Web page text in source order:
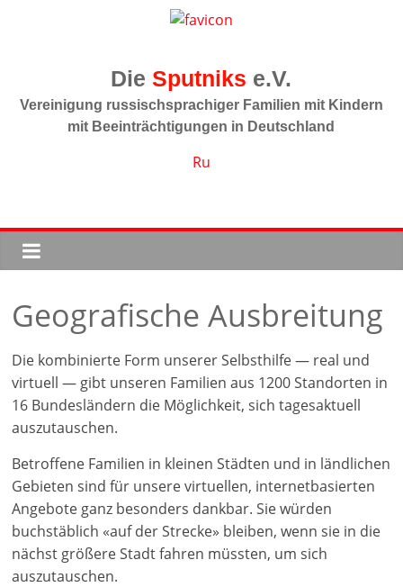
Sputniks
Vereinigung russischsprachiger Familien mit Kindern
mit Beeinträchtigungen in Deutschland
Ru
Geografische Ausbreitung
Die kombinierte Form unserer Selbsthilfe — real und
virtuell — gibt unseren Familien aus 1200 Standorten in
16 Bundesländern die Möglichkeit, sich tagesaktuell
auszutauschen.
Betroffene Familien in kleinen Städten und in ländlichen
Gebieten sind für unsere virtuellen, internetbasierten
Angebote ganz besonders dankbar. Sie würden
buchstäblich «auf der Strecke» bleiben, wenn sie in die
nächst größere Stadt fahren müssten, um sich
auszutauschen.